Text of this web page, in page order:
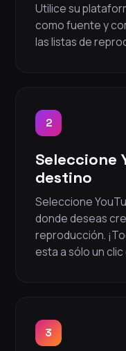
Utilice su
como fuente y
las listas de
2
Seleccione
destino
Seleccione
donde deseas
reproducción.
esta a sólo un
3